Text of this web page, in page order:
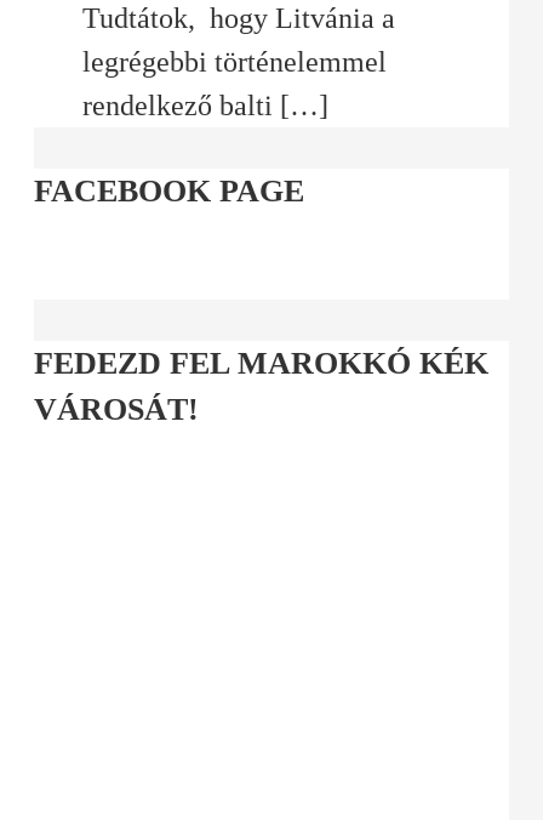
Tudtátok, hogy Litvánia a
legrégebbi történelemmel
rendelkező balti […]
FACEBOOK PAGE
FEDEZD FEL MAROKKÓ KÉK
VÁROSÁT!